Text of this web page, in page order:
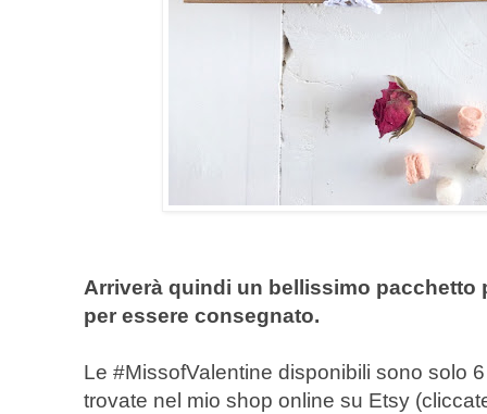
Arriverà quindi un bellissimo pacchetto
per essere consegnato.
Le #MissofValentine disponibili sono solo
trovate nel mio shop online su Etsy